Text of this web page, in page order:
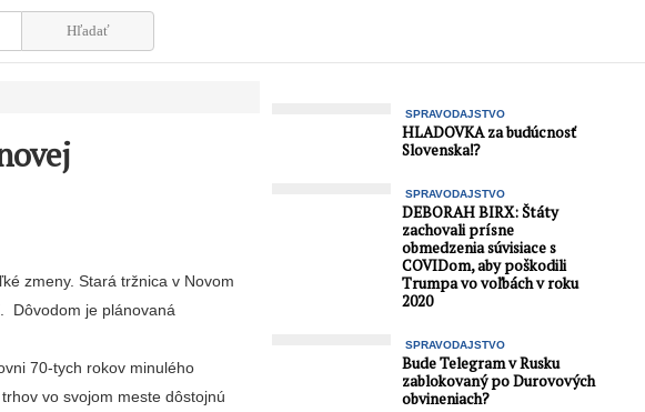
zmeny. Stará tržnica v Novom
Dôvodom je plánovaná
70-tych rokov minulého
vo svojom meste dôstojnú
SPRAVODAJSTVO
HLADOVKA za budúcnosť
Slovenska⁉️
SPRAVODAJSTVO
DEBORAH BIRX: Štáty
zachovali prísne
obmedzenia súvisiace s
COVIDom, aby poškodili
Trumpa vo voľbách v roku
2020
SPRAVODAJSTVO
Bude Telegram v Rusku
zablokovaný po Durovových
obvineniach?